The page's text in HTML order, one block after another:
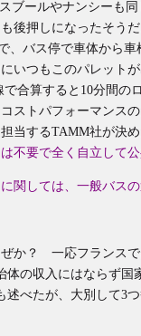
ブールやナンシーも
後押しになったそう
バス停で車体から
いつもこのパレット
合算すると10分間の
ストパフォーマンス
当するTAMM社が決め
不要で全く自立して公
関しては、一般バス
か？ 一応フランスで
の収入にはならず
述べたが、大別して3つ